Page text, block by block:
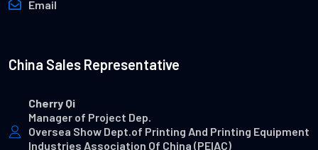
Email
China Sales Representative
Cherry Qi
Manager of Project Dep.
Oversea Show Dept.of Printing And Printing Equipment
Industries Association Of China (PEIAC)